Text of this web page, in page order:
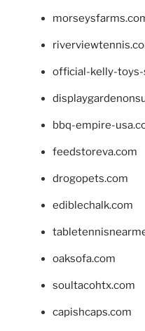
official-kelly-
bbq-empire-
feedstoreva.com
drogopets.com
ediblechalk.com
oaksofa.com
soultacohtx.com
capishcaps.com